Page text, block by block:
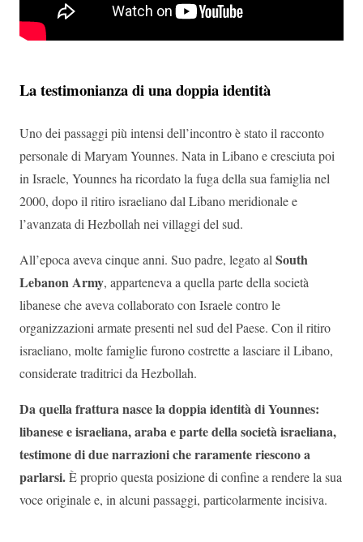
La testimonianza di una doppia identità
Uno dei passaggi più intensi dell’incontro è stato il racconto
personale di Maryam Younnes. Nata in Libano e cresciuta poi
in Israele, Younnes ha ricordato la fuga della sua famiglia nel
2000, dopo il ritiro israeliano dal Libano meridionale e
l’avanzata di Hezbollah nei villaggi del sud.
All’epoca aveva cinque anni. Suo padre, legato alSouth
Lebanon Army, apparteneva a quella parte della società
libanese che aveva collaborato con Israele contro le
organizzazioni armate presenti nel sud del Paese. Con il ritiro
israeliano, molte famiglie furono costrette a lasciare il Libano,
considerate traditrici da Hezbollah.
Da quella frattura nasce la doppia identità di Younnes:
libanese e israeliana, araba e parte della società israeliana,
testimone di due narrazioni che raramente riescono a
parlarsi.È proprio questa posizione di confine a rendere la sua
voce originale e, in alcuni passaggi, particolarmente incisiva.